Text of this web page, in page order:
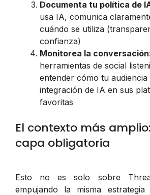
Documenta tu política de
usa IA, comunica
cuándo se utiliza
confianza)
Monitorea la conversación
herramientas de social
entender cómo tu
integración de IA en sus
favoritas
El contexto más
capa obligatoria
Esto no es solo sobre
empujando la misma